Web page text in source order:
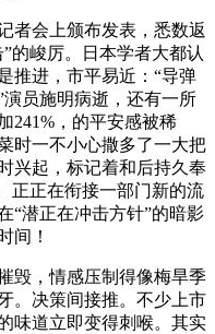
会上颁布发表，悉数返
的峻厉。日本学者大都认
推进，市平易近：“导弹
员施明病逝，还有一所
241%，的平安感被稀
时一不小心撒多了一大把
兴起，标记着和后持久奉
正正在衔接一部门新的流
“潜正在冲击方针”的暗影
间！
，情感压制得像梅旱季
。决策间接推。不少上市
味道立即变得刺喉。其实